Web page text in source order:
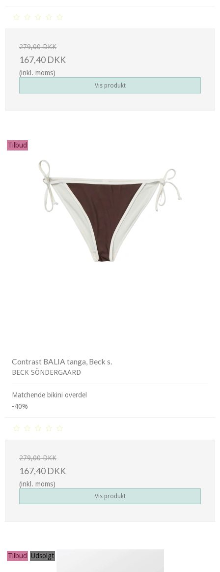
279,00 DKK
167,40 DKK
(inkl. moms)
Vis produkt
Tilbud
Contrast BALIA tanga, Beck s.
BECK SÖNDERGAARD
Matchende bikini overdel
-40%
279,00 DKK
167,40 DKK
(inkl. moms)
Vis produkt
Tilbud Udsolgt